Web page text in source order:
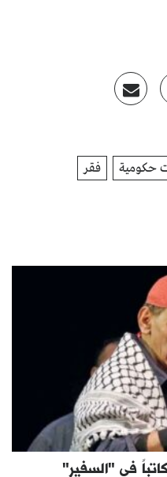
حكومية
فقر
في "السفير"